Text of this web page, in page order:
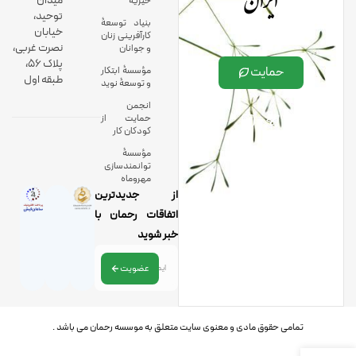
حمایت
بنیاد توسعۀ
کارآفرینی زنان
و جوانان
مؤسسۀ ابتکار
و توسعۀ نوید
انجمن
حمایت از
کودکان کار
مؤسسۀ
توانمندسازی
مهروماه
توحید،
خیابان
نصرت غربی،
پلاک 56،
طبقه اول
از جدیدترین
اتفاقات رحمان با
خبر شوید
عضویت
تمامی حقوق مادی و معنوی سایت متعلق به موسسه رحمان می باشد .